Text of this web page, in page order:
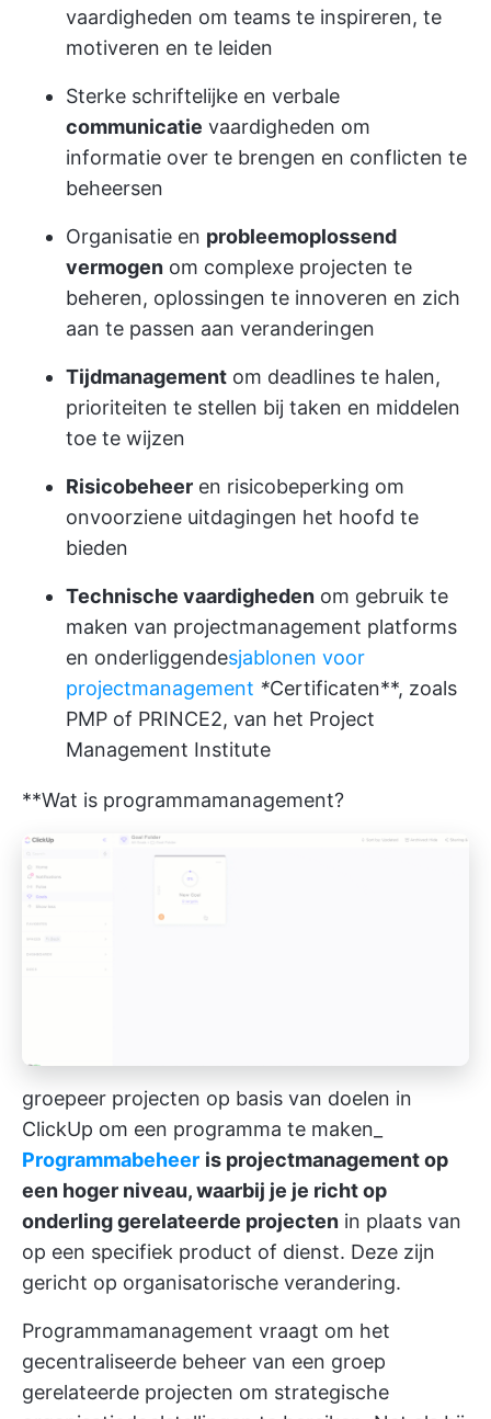
vaardigheden om teams te inspireren, te
motiveren en te leiden
Sterke schriftelijke en verbale
communicatie vaardigheden om
informatie over te brengen en conflicten te
beheersen
Organisatie en probleemoplossend
vermogen om complexe projecten te
beheren, oplossingen te innoveren en zich
aan te passen aan veranderingen
Tijdmanagement om deadlines te halen,
prioriteiten te stellen bij taken en middelen
toe te wijzen
Risicobeheer en risicobeperking om
onvoorziene uitdagingen het hoofd te
bieden
Technische vaardigheden om gebruik te
maken van projectmanagement platforms
en onderliggendesjablonen voor
projectmanagement *Certificaten**, zoals
PMP of PRINCE2, van het Project
Management Institute
**Wat is programmamanagement?
groepeer projecten op basis van doelen in
ClickUp om een programma te maken_
Programmabeheer is projectmanagement op
een hoger niveau, waarbij je je richt op
onderling gerelateerde projecten in plaats van
op een specifiek product of dienst. Deze zijn
gericht op organisatorische verandering.
Programmamanagement vraagt om het
gecentraliseerde beheer van een groep
gerelateerde projecten om strategische